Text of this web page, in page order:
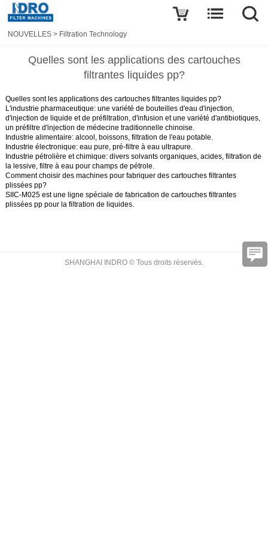
NOUVELLES > Filtration Technology
Quelles sont les applications des cartouches
filtrantes liquides pp?
Quelles sont les applications des cartouches filtrantes liquides pp?
L'industrie pharmaceutique: une variété de bouteilles d'eau d'injection,
d'injection de liquide et de préfiltration, d'infusion et une variété d'antibiotiques,
un préfiltre d'injection de médecine traditionnelle chinoise.
Industrie alimentaire: alcool, boissons, filtration de l'eau potable.
Industrie électronique: eau pure, pré-filtre à eau ultrapure.
Industrie pétrolière et chimique: divers solvants organiques, acides, filtration de
la lessive, filtre à eau pour champs de pétrole.
Comment choisir des machines pour fabriquer des cartouches filtrantes
plissées pp?
SIIC-M025 est une ligne spéciale de fabrication de cartouches filtrantes
plissées pp pour la filtration de liquides.
SHANGHAI INDRO © Tous droits réservés.